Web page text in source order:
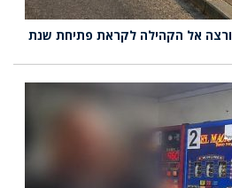
אל הקהילה לקראת פתיחת שנת